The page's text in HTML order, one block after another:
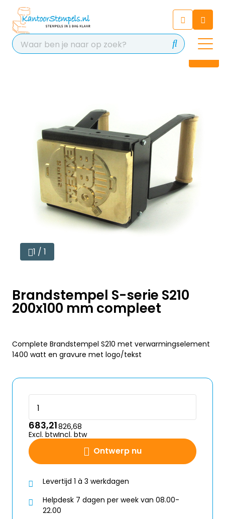
Chat 24/7 met onze chatbot
voor hulp
Contact
1 / 1
Brandstempel S-serie S210
200x100 mm compleet
Complete Brandstempel S210 met verwarmingselement
1400 watt en gravure met logo/tekst
Ontwerp nu
683,21
Excl. btw
826,68
Incl. btw
Levertijd 1 à 3 werkdagen
Helpdesk 7 dagen per week van 08.00-
22.00